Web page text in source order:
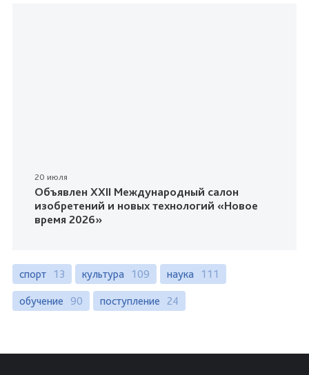
20 июля
Объявлен XXII Международный салон
изобретений и новых технологий «Новое
время 2026»
спорт 13 культура 109 наука 111
обучение 90 поступление 24